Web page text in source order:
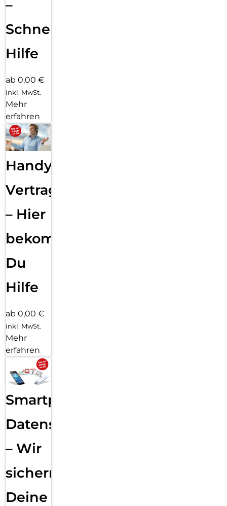
–
Schnelle
Hilfe
ab 0,00 €
inkl. MwSt.
Mehr
erfahren
Handy
Vertragsabwicklung
– Hier
bekommst
Du
Hilfe
ab 0,00 €
inkl. MwSt.
Mehr
erfahren
Smartphone
Datensicherung
– Wir
sichern
Deine